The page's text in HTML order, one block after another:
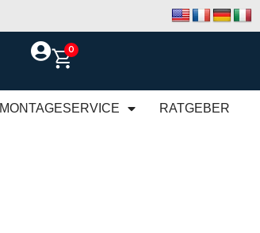
0
MONTAGESERVICE RATGEBER